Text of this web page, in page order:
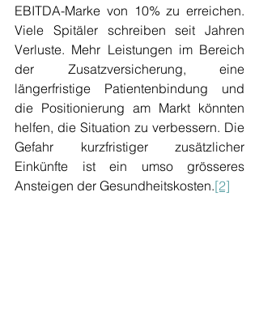
EBITDA-Marke von 10% zu erreichen.
Viele Spitäler schreiben seit Jahren
Verluste. Mehr Leistungen im Bereich
der Zusatzversicherung, eine
längerfristige Patientenbindung und
die Positionierung am Markt könnten
helfen, die Situation zu verbessern. Die
Gefahr kurzfristiger zusätzlicher
Einkünfte ist ein umso grösseres
Ansteigen der Gesundheitskosten.[2]